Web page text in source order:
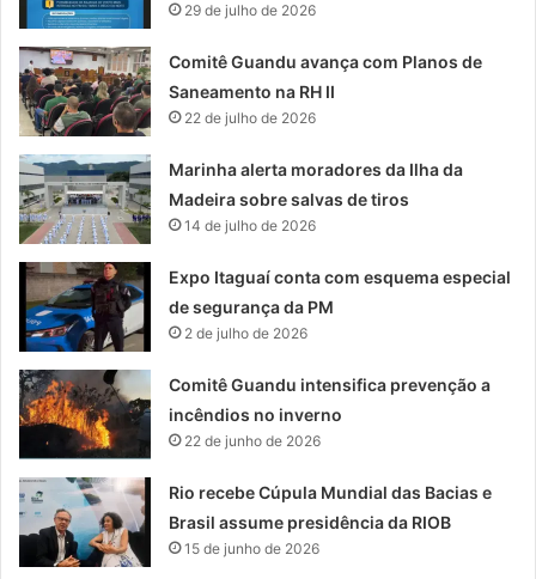
29 de julho de 2026
Comitê Guandu avança com Planos de
Saneamento na RH II
22 de julho de 2026
Marinha alerta moradores da Ilha da
Madeira sobre salvas de tiros
14 de julho de 2026
Expo Itaguaí conta com esquema especial
de segurança da PM
2 de julho de 2026
Comitê Guandu intensifica prevenção a
incêndios no inverno
22 de junho de 2026
Rio recebe Cúpula Mundial das Bacias e
Brasil assume presidência da RIOB
15 de junho de 2026